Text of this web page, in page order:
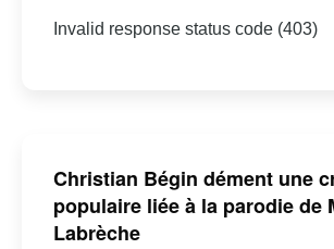
Invalid response status code (403)
Christian Bégin dément une
populaire liée à la parodie de
Labrèche